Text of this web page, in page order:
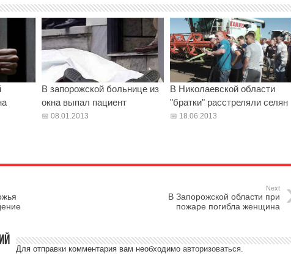
В запорожской больнице из
окна выпал пациент
08.01.2013
В Николаевской области
"братки" расстреляли селян
18.06.2013
Next
В Запорожской области при
пожаре погибла женщина
Для отправки комментария вам необходимо авторизоваться.